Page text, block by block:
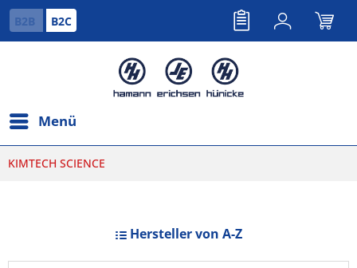
B2B B2C
Menü
KIMTECH SCIENCE
Hersteller von A-Z